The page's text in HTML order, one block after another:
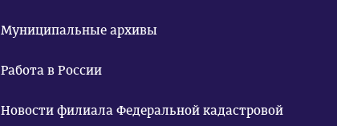
Муниципальные архивы
Работа в России
Новости филиала Федеральной кадастровой